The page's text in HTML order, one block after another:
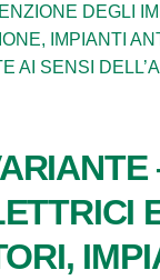
DEGLI
IMPIANTI
SENSI